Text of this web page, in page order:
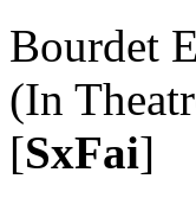
Bourdet
(In
[SxFai]